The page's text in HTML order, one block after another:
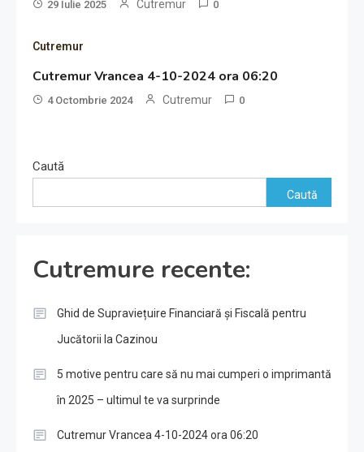
29 Iulie 2025 Cutremur 0
Cutremur
Cutremur Vrancea 4-10-2024 ora 06:20
4 Octombrie 2024 Cutremur 0
Caută
Caută
Cutremure recente:
Ghid de Supraviețuire Financiară și Fiscală pentru
Jucătorii la Cazinou
5 motive pentru care să nu mai cumperi o imprimantă
în 2025 – ultimul te va surprinde
Cutremur Vrancea 4-10-2024 ora 06:20